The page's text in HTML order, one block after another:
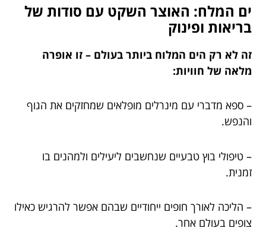
ים המלח: האוצר השקט עם סודות של
בריאות ופינוק
זה לא רק הים המלוח ביותר בעולם – זו אופרה
מלאה של חוויות:
– ספא מדברי עם מינרלים מופלאים שמחזקים את הגוף
והנפש.
– טיפולי בוץ טבעיים שנחשבים ליעילים ולמהנים בו
זמנית.
– הליכה לאורך חופים ייחודיים שבהם אפשר להרגיש כאילו
צופים בעולם אחר.